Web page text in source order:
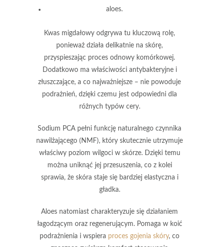
aloes.
Kwas migdałowy odgrywa tu kluczową rolę,
ponieważ działa delikatnie na skórę,
przyspieszając proces odnowy komórkowej.
Dodatkowo ma właściwości antybakteryjne i
złuszczające, a co najważniejsze – nie powoduje
podrażnień, dzięki czemu jest odpowiedni dla
różnych typów cery.
Sodium PCApełni funkcję naturalnego czynnika
nawilżającego (NMF), który skutecznie utrzymuje
właściwy poziom wilgoci w skórze. Dzięki temu
można uniknąć jej przesuszenia, co z kolei
sprawia, że skóra staje się bardziej elastyczna i
gładka.
Aloes natomiast charakteryzuje się działaniem
łagodzącym oraz regenerującym. Pomaga w koić
podrażnienia i wspiera proces gojenia skóry, co